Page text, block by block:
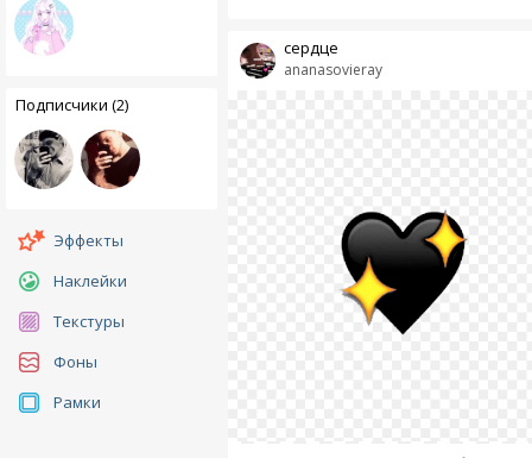
Подписчики (2)
Эффекты
Наклейки
Текстуры
Фоны
Рамки
ananasovieray
сердце